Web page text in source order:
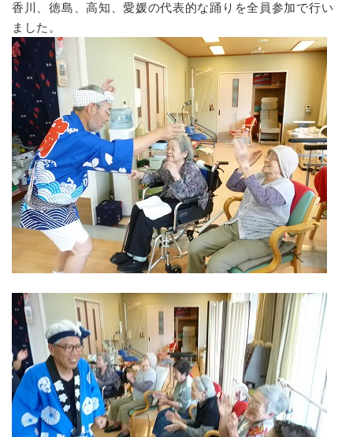
香川、徳島、高知、愛媛の代表的な踊りを全員参加で行い
ました。